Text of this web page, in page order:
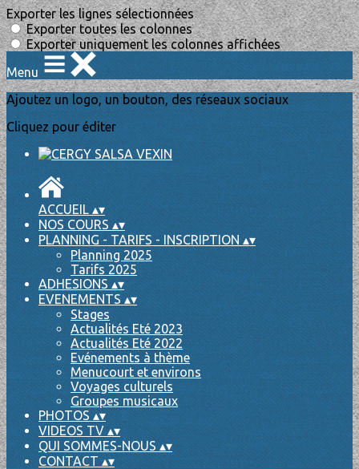
Exporter les lignes sélectionnées
Exporter toutes les colonnes
Exporter uniquement les colonnes affichées
Menu
Ajoutez un logo, un bouton, des réseaux sociaux
Cliquez pour éditer
ACCUEIL▴▾
NOS COURS▴▾
PLANNING - TARIFS - INSCRIPTION▴▾
Planning 2025
Tarifs 2025
ADHESIONS▴▾
EVENEMENTS▴▾
Stages
Actualités Eté 2023
Actualités Eté 2022
Evénements à thème
Menucourt et environs
Voyages culturels
Groupes musicaux
PHOTOS▴▾
VIDEOS TV▴▾
QUI SOMMES-NOUS▴▾
CONTACT▴▾